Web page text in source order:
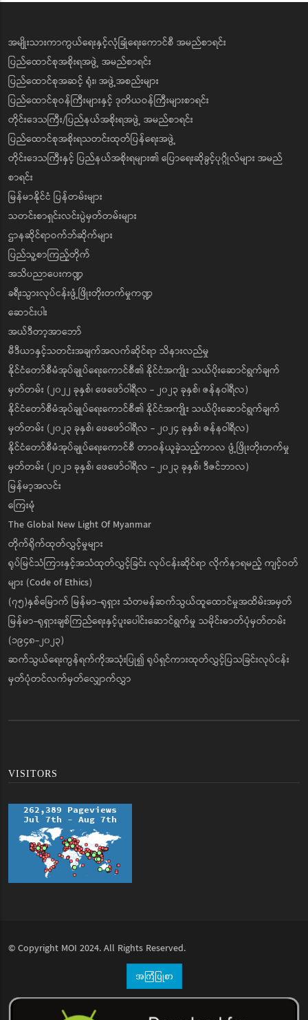
အမျိုးသားကာကွယ်ရေးနှင့်လုံခြုံရေးကောင်စီ အမည်စာရင်း
ပြည်ထောင်စုအစိုးရအဖွဲ့ အမည်စာရင်း
ပြည်ထောင်စုအဆင့် ရုံး၊ အဖွဲ့အစည်းများ
ပြည်ထောင်စုဝန်ကြီးများနှင့် ဒုတိယဝန်ကြီးများစာရင်း
တိုင်းဒေသကြီး/ပြည်နယ်အစိုးရအဖွဲ့ အမည်စာရင်း
ပြည်ထောင်စုအစိုးရသတင်းထုတ်ပြန်ရေးအဖွဲ့
တိုင်းဒေသကြီးနှင့် ပြည်နယ်အစိုးရများ၏ ပြောရေးဆိုခွင့်ပုဂ္ဂိုလ်များ အမည်
စာရင်း
မြန်မာနိုင်ငံ ပြန်တမ်းများ
သတင်းစာရှင်းလင်းပွဲမှတ်တမ်းများ
ဌာနဆိုင်ရာဝက်ဘ်ဆိုက်များ
ပြည်သူ့စာကြည့်တိုက်
အသိပညာပေးကဏ္ဍ
ခရီးသွားလုပ်ငန်းဖွံ့ဖြိုးတိုးတက်မှုကဏ္ဍ
ဆောင်းပါး
အယ်ဒီတာ့အာဘော်
မီဒီယာနှင့်သတင်းအချက်အလက်ဆိုင်ရာ သိနားလည်မှု
နိုင်ငံတော်စီမံအုပ်ချုပ်ရေးကောင်စီ၏ နိုင်ငံအကျိုး သယ်ပိုးဆောင်ရွက်ချက်
မှတ်တမ်း (၂၀၂၂ ခုနှစ်၊ ဖေဖော်ဝါရီလ - ၂၀၂၃ ခုနှစ်၊ ဇန်နဝါရီလ)
နိုင်ငံတော်စီမံအုပ်ချုပ်ရေးကောင်စီ၏ နိုင်ငံအကျိုး သယ်ပိုးဆောင်ရွက်ချက်
မှတ်တမ်း (၂၀၂၃ ခုနှစ်၊ ဖေဖော်ဝါရီလ - ၂၀၂၄ ခုနှစ်၊ ဇန်နဝါရီလ)
နိုင်ငံတော်စီမံအုပ်ချုပ်ရေးကောင်စီ တာဝန်ယူခဲ့သည့်ကာလ ဖွံ့ဖြိုးတိုးတက်မှု
မှတ်တမ်း (၂၀၂၁ ခုနှစ်၊ ဖေဖော်ဝါရီလ - ၂၀၂၃ ခုနှစ်၊ ဒီဇင်ဘာလ)
မြန်မာ့အလင်း
ကြေးမုံ
The Global New Light Of Myanmar
တိုက်ရိုက်ထုတ်လွှင့်မှုများ
ရုပ်မြင်သံကြားနှင့်အသံထုတ်လွှင့်ခြင်း လုပ်ငန်းဆိုင်ရာ လိုက်နာရမည့် ကျင့်ဝတ်
များ (Code of Ethics)
(၇၅)နှစ်မြောက် မြန်မာ-ရုရှား သံတမန်ဆက်သွယ်ထူထောင်မှုအထိမ်းအမှတ်
မြန်မာ-ရုရှားချစ်ကြည်ရေးနှင့်ပူးပေါင်းဆောင်ရွက်မှု သမိုင်းဓာတ်ပုံမှတ်တမ်း
(၁၉၄၈-၂၀၂၃)
ဆက်သွယ်ရေးကွန်ရက်ကိုအသုံးပြု၍ ရုပ်ရှင်ကားထုတ်လွှင့်ပြသခြင်းလုပ်ငန်း
မှတ်ပုံတင်လက်မှတ်လျှောက်လွှာ
VISITORS
© Copyright MOI 2024. All Rights Reserved.
အကြံပြုစာ